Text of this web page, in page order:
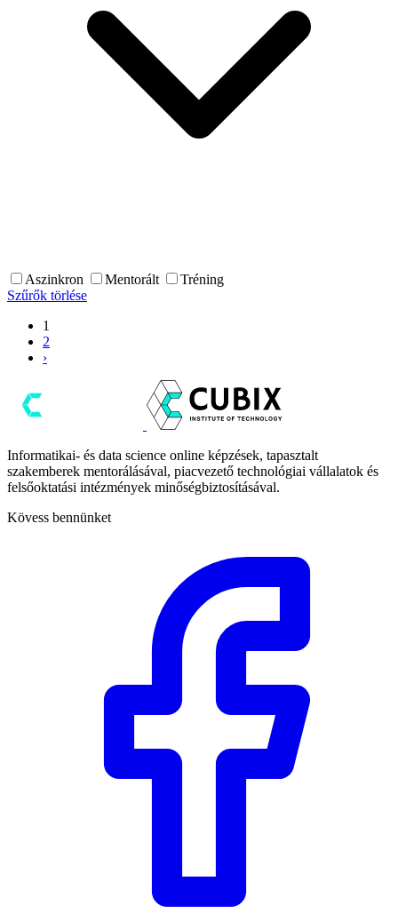
Aszinkron Mentorált
Tréning
Szűrők törlése
1
2
›
Informatikai- és data science online képzések, tapasztalt
szakemberek mentorálásával, piacvezető technológiai vállalatok és
felsőoktatási intézmények minőségbiztosításával.
Kövess bennünket